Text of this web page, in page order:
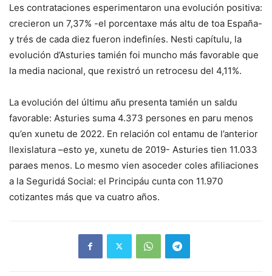
Les contrataciones esperimentaron una evolución positiva:
crecieron un 7,37% -el porcentaxe más altu de toa España-
y trés de cada diez fueron indefiníes. Nesti capítulu, la
evolución d’Asturies tamién foi muncho más favorable que
la media nacional, que rexistró un retrocesu del 4,11%.
La evolución del últimu añu presenta tamién un saldu
favorable: Asturies suma 4.373 persones en paru menos
qu’en xunetu de 2022. En relación col entamu de l’anterior
llexislatura –esto ye, xunetu de 2019- Asturies tien 11.033
paraes menos. Lo mesmo vien asoceder coles afiliaciones
a la Seguridá Social: el Principáu cunta con 11.970
cotizantes más que va cuatro años.